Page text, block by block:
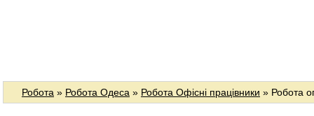
Робота » Робота Одеса » Робота Офісні працівники » Робота